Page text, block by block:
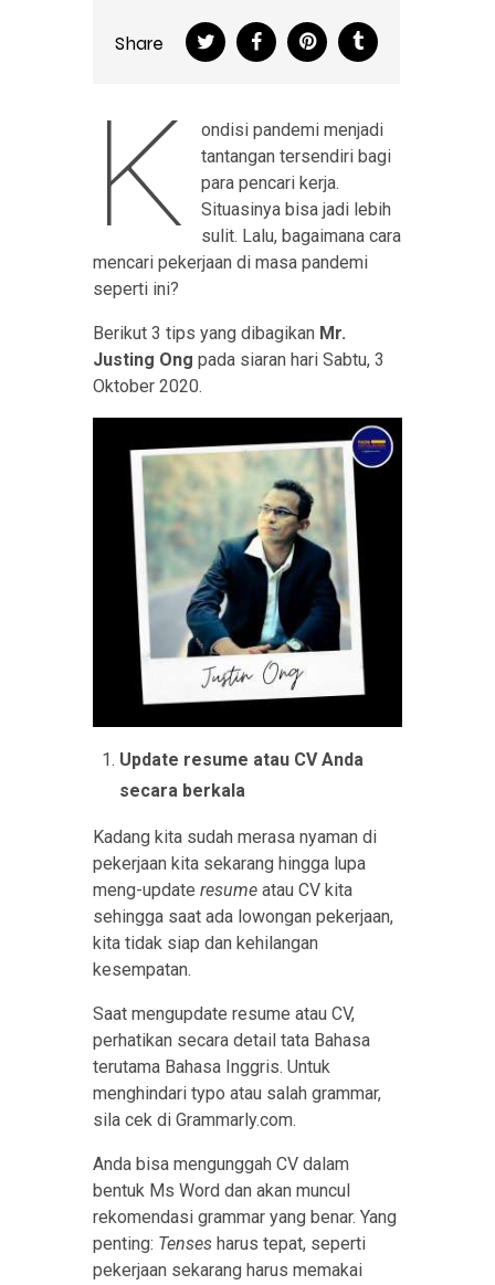
Share
K
ondisi pandemi menjadi
tantangan tersendiri bagi
para pencari kerja.
Situasinya bisa jadi lebih
sulit. Lalu, bagaimana cara
mencari pekerjaan di masa pandemi
seperti ini?
Berikut 3 tips yang dibagikan Mr.
Justing Ong pada siaran hari Sabtu, 3
Oktober 2020.
Update resume atau CV Anda
secara berkala
Kadang kita sudah merasa nyaman di
pekerjaan kita sekarang hingga lupa
meng-update resume atau CV kita
sehingga saat ada lowongan pekerjaan,
kita tidak siap dan kehilangan
kesempatan.
Saat mengupdate resume atau CV,
perhatikan secara detail tata Bahasa
terutama Bahasa Inggris. Untuk
menghindari typo atau salah grammar,
sila cek di Grammarly.com.
Anda bisa mengunggah CV dalam
bentuk Ms Word dan akan muncul
rekomendasi grammar yang benar. Yang
penting: Tenses harus tepat, seperti
pekerjaan sekarang harus memakai